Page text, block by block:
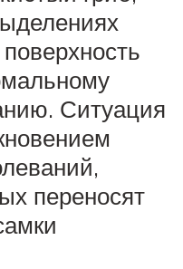
Ситуация
переносят